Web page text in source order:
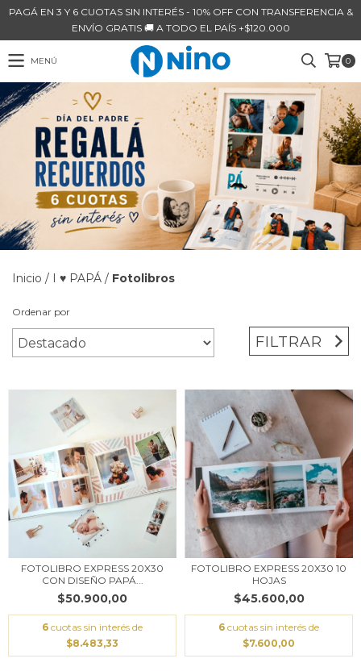
PAGÁ EN 3 Y 6 CUOTAS SIN INTERÉS - 10% OFF CON TRANSFERENCIA &
ENVÍO GRATIS 🚚 A TODO EL PAÍS +$120.000
MENÚ 0
Inicio / I ♥ PAPÁ / Fotolibros
Ordenar por
FILTRAR
FOTOLIBRO EXPRESS 20X30
CON DISEÑO PAPÁ...
$50.900,00
6 cuotas sin interés de
$8.483,33
FOTOLIBRO EXPRESS 20X30 10
HOJAS
$45.600,00
6 cuotas sin interés de
$7.600,00